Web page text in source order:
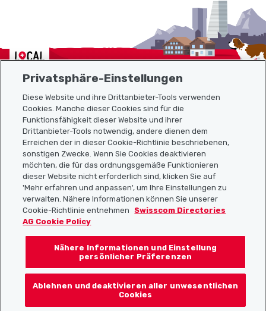
Localcities
Sitemap
Nützliche Links
Localcities App herunterladen
Folgt uns auf:
Privatsphäre-Einstellungen
Diese Website und ihre Drittanbieter-Tools verwenden
Cookies. Manche dieser Cookies sind für die
Funktionsfähigkeit dieser Website und ihrer
Drittanbieter-Tools notwendig, andere dienen dem
Erreichen der in dieser Cookie-Richtlinie beschriebenen,
sonstigen Zwecke. Wenn Sie Cookies deaktivieren
möchten, die für das ordnungsgemäße Funktionieren
dieser Website nicht erforderlich sind, klicken Sie auf
'Mehr erfahren und anpassen', um Ihre Einstellungen zu
verwalten. Nähere Informationen können Sie unserer
Cookie-Richtlinie entnehmen
Swisscom Directories
AG Cookie Policy
Nähere Informationen und Einstellung
persönlicher Präferenzen
Ablehnen und deaktivieren aller unwesentlichen
Cookies